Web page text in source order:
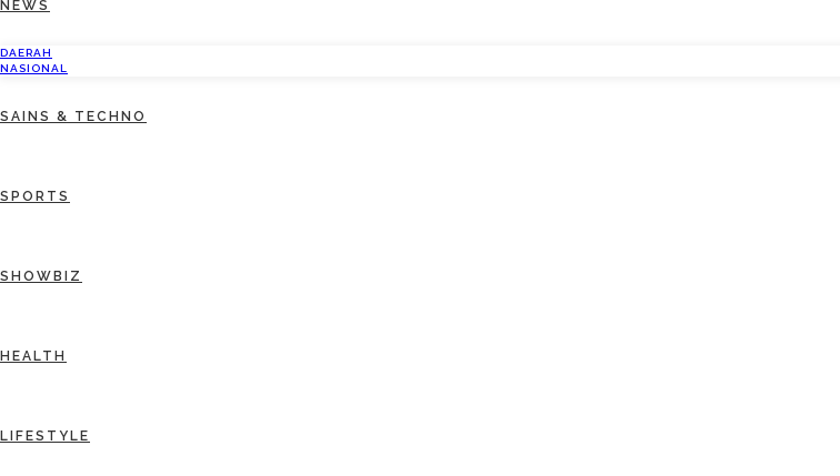
NEWS
DAERAH
NASIONAL
SAINS & TECHNO
SPORTS
SHOWBIZ
HEALTH
LIFESTYLE